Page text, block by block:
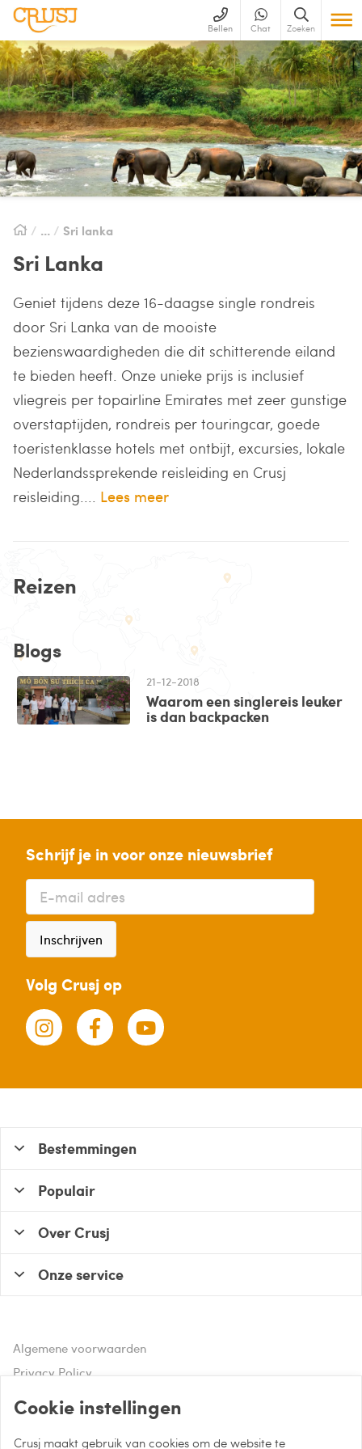
Bellen Chat Zoeken
Sri lanka
Sri Lanka
Geniet tijdens deze 16-daagse single rondreis
door Sri Lanka van de mooiste
bezienswaardigheden die dit schitterende eiland
te bieden heeft. Onze unieke prijs is inclusief
vliegreis per topairline Emirates met zeer gunstige
overstaptijden, rondreis per touringcar, goede
toeristenklasse hotels met ontbijt, excursies, lokale
Nederlandssprekende reisleiding en Crusj
reisleiding.... Lees meer
Reizen
Blogs
21-12-2018
Waarom een singlereis leuker
is dan backpacken
een
naar
Schrijf je in voor onze nieuwsbrief
Inschrijven
Volg Crusj op
Bestemmingen
Populair
Over Crusj
Onze service
Algemene voorwaarden
Privacy Policy
Cookie instellingen
Crusj maakt gebruik van cookies om de website te